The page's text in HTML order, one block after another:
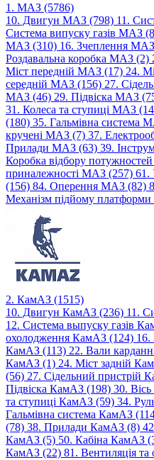
1. МАЗ (5786)
10. Двигун МАЗ (798) 11.
Система випуску газів МАЗ
МАЗ (310) 16. Зчеплення
Роздавальна коробка МАЗ (2)
Міст передній МАЗ (17) 24.
середній МАЗ (156) 27.
МАЗ (46) 29. Підвіска МАЗ
31. Колеса та ступиці МАЗ
(180) 35. Гальмівна система
кручені МАЗ (7) 37.
Прилади МАЗ (63) 39.
Коробка відбору
приналежності МАЗ (257) 61.
(156) 84. Оперення МАЗ (82)
Механізм підйому
2. КамАЗ (1515)
10. Двигун КамАЗ (236) 11.
12. Система выпуску газів
охолодження КамАЗ (124) 16.
КамАЗ (113) 22. Вали
КамАЗ (1) 24. Міст задній
(56) 27. Сідельний пристрій
Підвіска КамАЗ (198) 30.
та ступиці КамАЗ (59) 34.
Гальмівна система КамАЗ
(78) 38. Прилади КамАЗ (8)
КамАЗ (5) 50. Кабіна КамАЗ
КамАЗ (22) 81. Вентиляція